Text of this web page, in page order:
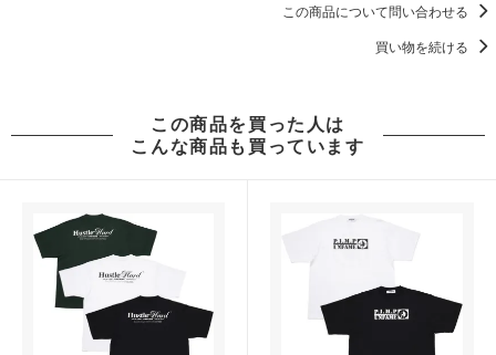
この商品について問い合わせる
買い物を続ける
この商品を買った人は
こんな商品も買っています